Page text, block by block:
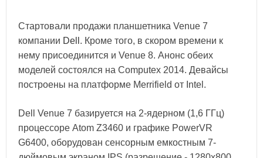
Стартовали продажи планшетника Venue 7
компании Dell . Кроме того, в скором времени к
нему присоединится и Venue 8. Анонс обеих
моделей состоялся на Computex 2014. Девайсы
построены на платформе Merrifield от Intel.
Dell Venue 7 базируется на 2-ядерном (1,6 ГГц)
процессоре Atom Z3460 и графике PowerVR
G6400, оборудован сенсорным емкостным 7-